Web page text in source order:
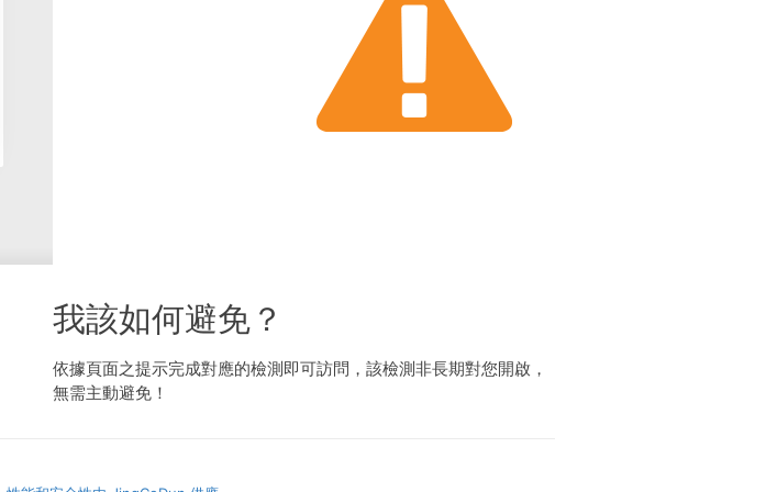
我該如何避免？
依據頁面之提示完成對應的檢測即可訪問，該檢測非長期對您開啟，
無需主動避免！